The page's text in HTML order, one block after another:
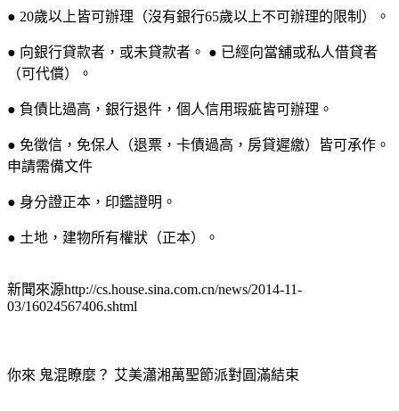
● 20歲以上皆可辦理（沒有銀行65歲以上不可辦理的限制）。
● 向銀行貸款者，或未貸款者。 ● 已經向當舖或私人借貸者
（可代償）。
● 負債比過高，銀行退件，個人信用瑕疵皆可辦理。
● 免徵信，免保人（退票，卡債過高，房貸遲繳）皆可承作。
申請需備文件
● 身分證正本，印鑑證明。
● 土地，建物所有權狀（正本）。
新聞來源http://cs.house.sina.com.cn/news/2014-11-
03/16024567406.shtml
你來 鬼混瞭麼？ 艾美瀟湘萬聖節派對圓滿結束